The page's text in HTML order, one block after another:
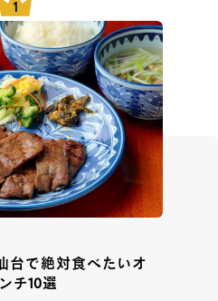
台で絶対食べたいオ
チ10選